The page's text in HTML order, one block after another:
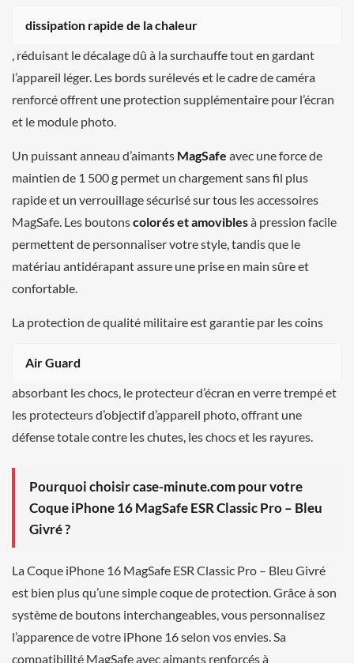
dissipation rapide de la chaleur
, réduisant le décalage dû à la surchauffe tout en gardant
l’appareil léger. Les bords surélevés et le cadre de caméra
renforcé offrent une protection supplémentaire pour l’écran
et le module photo.
Un puissant anneau d’aimants MagSafe avec une force de
maintien de 1 500 g permet un chargement sans fil plus
rapide et un verrouillage sécurisé sur tous les accessoires
MagSafe. Les boutonscolorés et amoviblesà pression facile
permettent de personnaliser votre style, tandis que le
matériau antidérapant assure une prise en main sûre et
confortable.
La protection de qualité militaire est garantie par les coins
Air Guard
absorbant les chocs, le protecteur d’écran en verre trempé et
les protecteurs d’objectif d’appareil photo, offrant une
défense totale contre les chutes, les chocs et les rayures.
Pourquoi choisir case-minute.com pour votre
Coque iPhone 16 MagSafe ESR Classic Pro – Bleu
Givré ?
La Coque iPhone 16 MagSafe ESR Classic Pro – Bleu Givré
est bien plus qu’une simple coque de protection. Grâce à son
système de boutons interchangeables, vous personnalisez
l’apparence de votre iPhone 16 selon vos envies. Sa
compatibilité MagSafe avec aimants renforcés à